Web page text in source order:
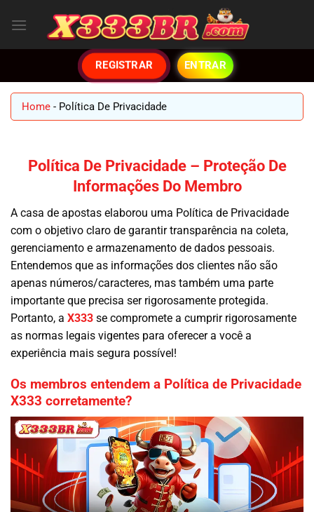
REGISTRAR ENTRAR
Home - Política De Privacidade
Política De Privacidade – Proteção De
Informações Do Membro
A casa de apostas elaborou uma Política de Privacidade
com o objetivo claro de garantir transparência na coleta,
gerenciamento e armazenamento de dados pessoais.
Entendemos que as informações dos clientes não são
apenas números/caracteres, mas também uma parte
importante que precisa ser rigorosamente protegida.
Portanto, a X333 se compromete a cumprir rigorosamente
as normas legais vigentes para oferecer a você a
experiência mais segura possível!
Os membros entendem a Política de Privacidade
X333 corretamente?